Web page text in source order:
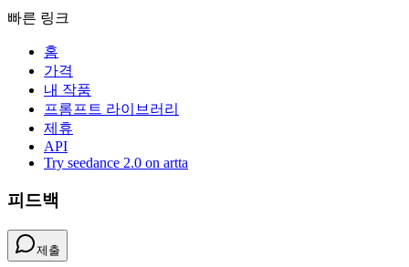
빠른 링크
홈
가격
내 작품
프롬프트 라이브러리
제휴
API
Try seedance 2.0 on artta
피드백
제출